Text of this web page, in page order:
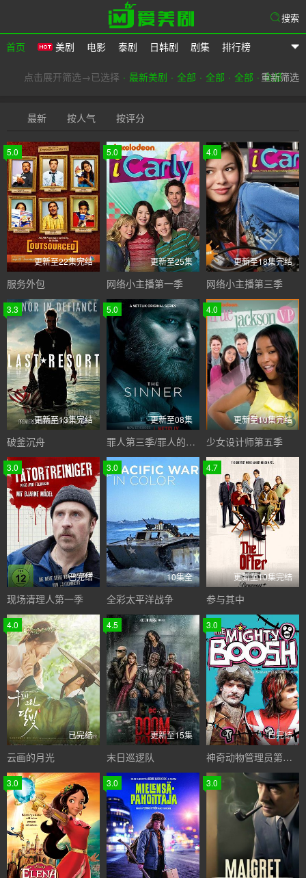
爱美剧
首页 美剧 电影 泰剧 日韩剧 剧集 排行榜
搜索
点击展开筛选→已选择 最新美剧 全部 全部 全部 全部
重新筛选
最新 按人气 按评分
5.0
更新至22集完结
服务外包
5.0
更新至25集
网络小主播第一季
4.0
更新至18集完结
网络小主播第三季
3.3
更新至13集完结
破釜沉舟
5.0
更新至08集
罪人第三季/罪人的真相第三季
4.0
更新至10集完结
少女设计师第五季
3.0
已完结
现场清理人第一季
3.0
10集全
全彩太平洋战争
4.7
更新至10集完结
参与其中
4.0
已完结
云画的月光
4.5
更新至15集
末日巡逻队
3.0
已完结
神奇动物管理员第一季
3.0 3.0 3.0